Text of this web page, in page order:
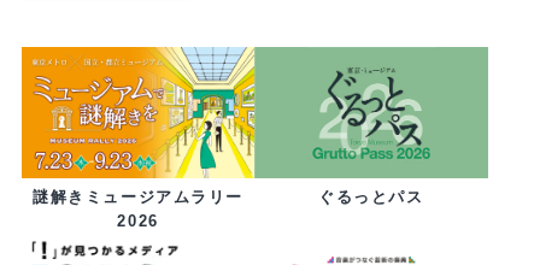
謎解きミュージアムラリー
2026
ぐるっとパス